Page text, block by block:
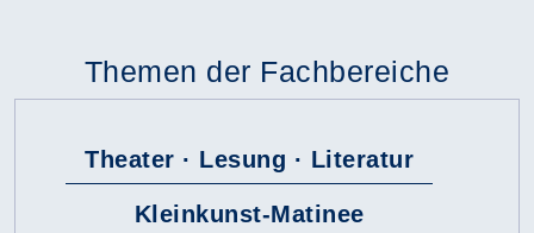
Themen der Fachbereiche
Theater · Lesung · Literatur
Kleinkunst-Matinee